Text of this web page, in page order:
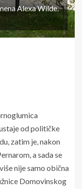
Alexa Wilde.
od političke
zatim je, nakon
a sada se
nije samo obična
Domovinskog